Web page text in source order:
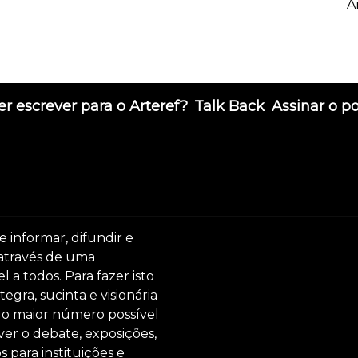
escrever para o Arteref? Talk Back Assinar o
informar, difundir e
de uma
a todos. Para fazer isto
sucinta e visionária
maior número possível
o debate, exposições,
para instituições e